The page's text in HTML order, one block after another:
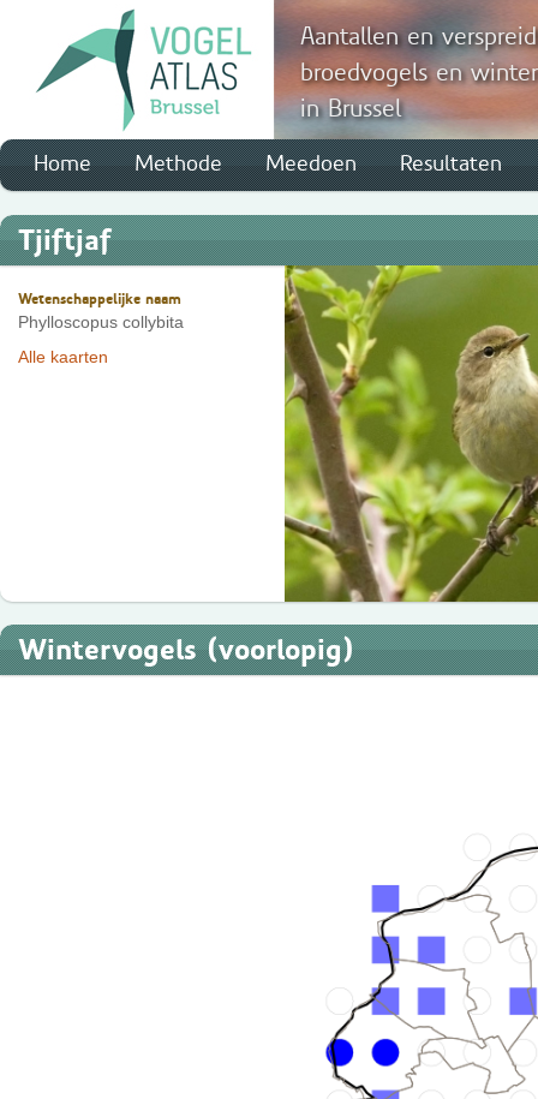
Aantallen en
broedvogels en
in Brussel
Home Methode Meedoen Resultaten
Tjiftjaf
Wetenschappelijke naam
Phylloscopus collybita
Alle kaarten
Wintervogels (voorlopig)